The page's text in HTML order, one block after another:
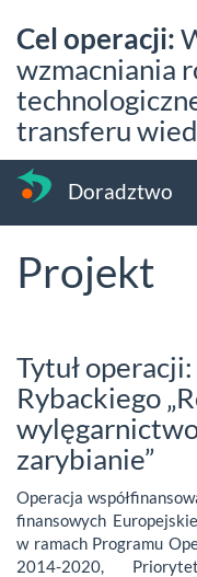
doCel operacji:
wzmacniania
transferu
Doradztwo
Projekt
Tytuł
Rybackiego
zarybianie”
Operacja
finansowych
w ramach Programu
2014-2020,